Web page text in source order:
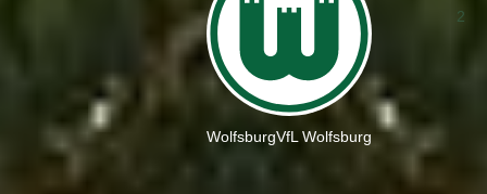
WolfsburgVfL Wolfsburg
2